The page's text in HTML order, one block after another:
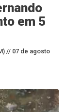
em 5
// 07 de agosto